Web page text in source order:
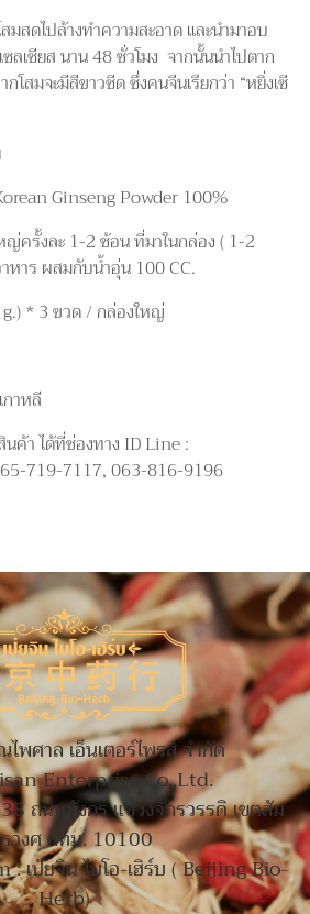
มสดไปล้างทำความสะอาด และนำมาอบ
เซียส นาน 48 ชั่วโมง จากนั้นนำไปตาก
สมจะมีสีขาวซีด ซึ่งคนจีนเรียกว่า “หยิ่งเซี
Ginseng Powder 100%
ญ่ครั้งละ 1-2 ช้อน ที่มาในกล่อง ( 1-2
หาร ผสมกับน้ำอุ่น 100 CC.
* 3 ขวด / กล่องใหญ่
กาหลี
นค้า ได้ที่ช่องทาง ID Line :
719-7117, 063-816-9196
พศาล เอ็นเตอร์ไพรส์ จำกัด
Enterprise Co.,Ltd.
ถนนมังกร แขวงจักรวรรดิ เขตสัม
วงศ กทม. 10100
เป่ยจิน ไบโอ-เฮิร์บ ( Beijing Bio-
Herb)